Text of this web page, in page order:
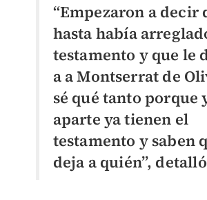
“Empezaron a decir
hasta había
testamento y que le
a a Montserrat de
sé qué tanto porque
aparte ya tienen el
testamento y saben
deja a quién”,